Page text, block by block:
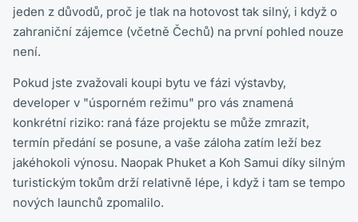
jeden z důvodů, proč je tlak na hotovost tak silný, i když o
zahraniční zájemce (včetně Čechů) na první pohled nouze
není.
Pokud jste zvažovali koupi bytu ve fázi výstavby,
developer v "úsporném režimu" pro vás znamená
konkrétní riziko: raná fáze projektu se může zmrazit,
termín předání se posune, a vaše záloha zatím leží bez
jakéhokoli výnosu. Naopak Phuket a Koh Samui díky silným
turistickým tokům drží relativně lépe, i když i tam se tempo
nových launchů zpomalilo.